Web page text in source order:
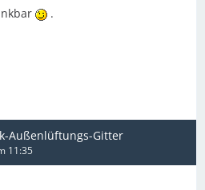
.
Außenlüftungs-Gitter
11:35